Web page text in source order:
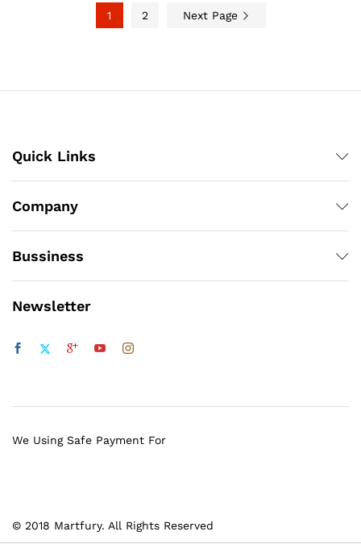
1 2 Next Page
Quick Links
Company
Bussiness
Newsletter
© 2018 Martfury. All Rights Reserved
We Using Safe Payment For